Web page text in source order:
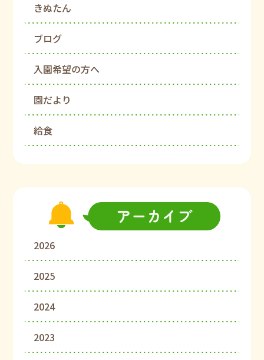
きぬたん
ブログ
入園希望の方へ
園だより
給食
2026
2025
2024
2023